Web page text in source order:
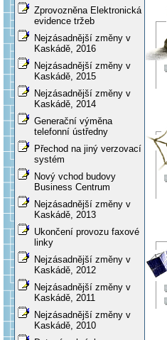
Zprovozněna Elektronická
evidence tržeb
Nejzásadnější změny v
Kaskádě, 2016
Nejzásadnější změny v
Kaskádě, 2015
Nejzásadnější změny v
Kaskádě, 2014
Generační výměna
telefonní ústředny
Přechod na jiný verzovací
systém
Nový vchod budovy
Business Centrum
Nejzásadnější změny v
Kaskádě, 2013
Ukončení provozu faxové
linky
Nejzásadnější změny v
Kaskádě, 2012
Nejzásadnější změny v
Kaskádě, 2011
Nejzásadnější změny v
Kaskádě, 2010